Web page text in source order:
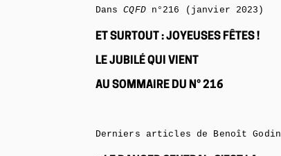
DansCQFDn°216 (janvier 2023)
ET SURTOUT : JOYEUSES FÊTES !
LE JUBILÉ QUI VIENT
AU SOMMAIRE DU N° 216
Derniers articles de Benoît Godin